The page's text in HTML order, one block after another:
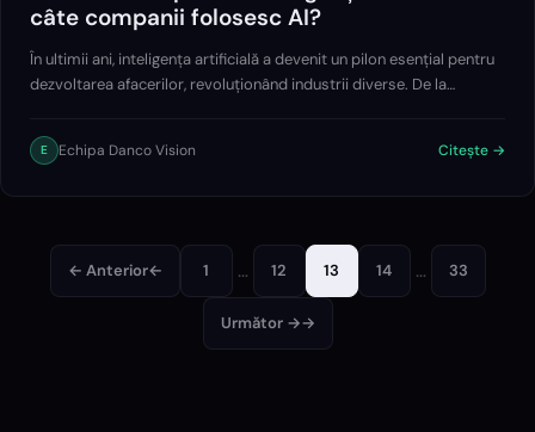
câte companii folosesc AI?
În ultimii ani, inteligența artificială a devenit un pilon esențial pentru
dezvoltarea afacerilor, revoluționând industrii diverse. De la
utilizatorilor, AI…
E Echipa Danco Vision Citește →
← Anterior← 1 … 12 13 14 … 33
Următor →→